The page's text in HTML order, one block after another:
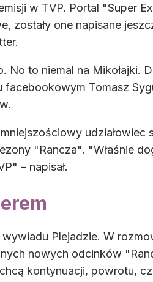
w TVP. Portal "Super
zostały one napisane
No to niemal na Mikołajki.
Tomasz
"Rancza". "Właśnie
– napisał.
Plejadzie. W
nowych odcinków
kontynuacji, powrotu,